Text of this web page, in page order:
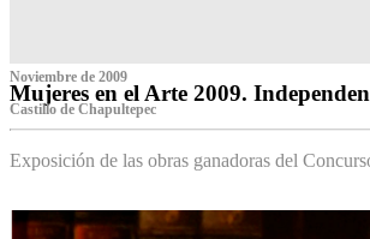
Noviembre de 2009
Mujeres en el Arte 2009.
Castillo de Chapultepec
Exposición de las obras ganadoras del